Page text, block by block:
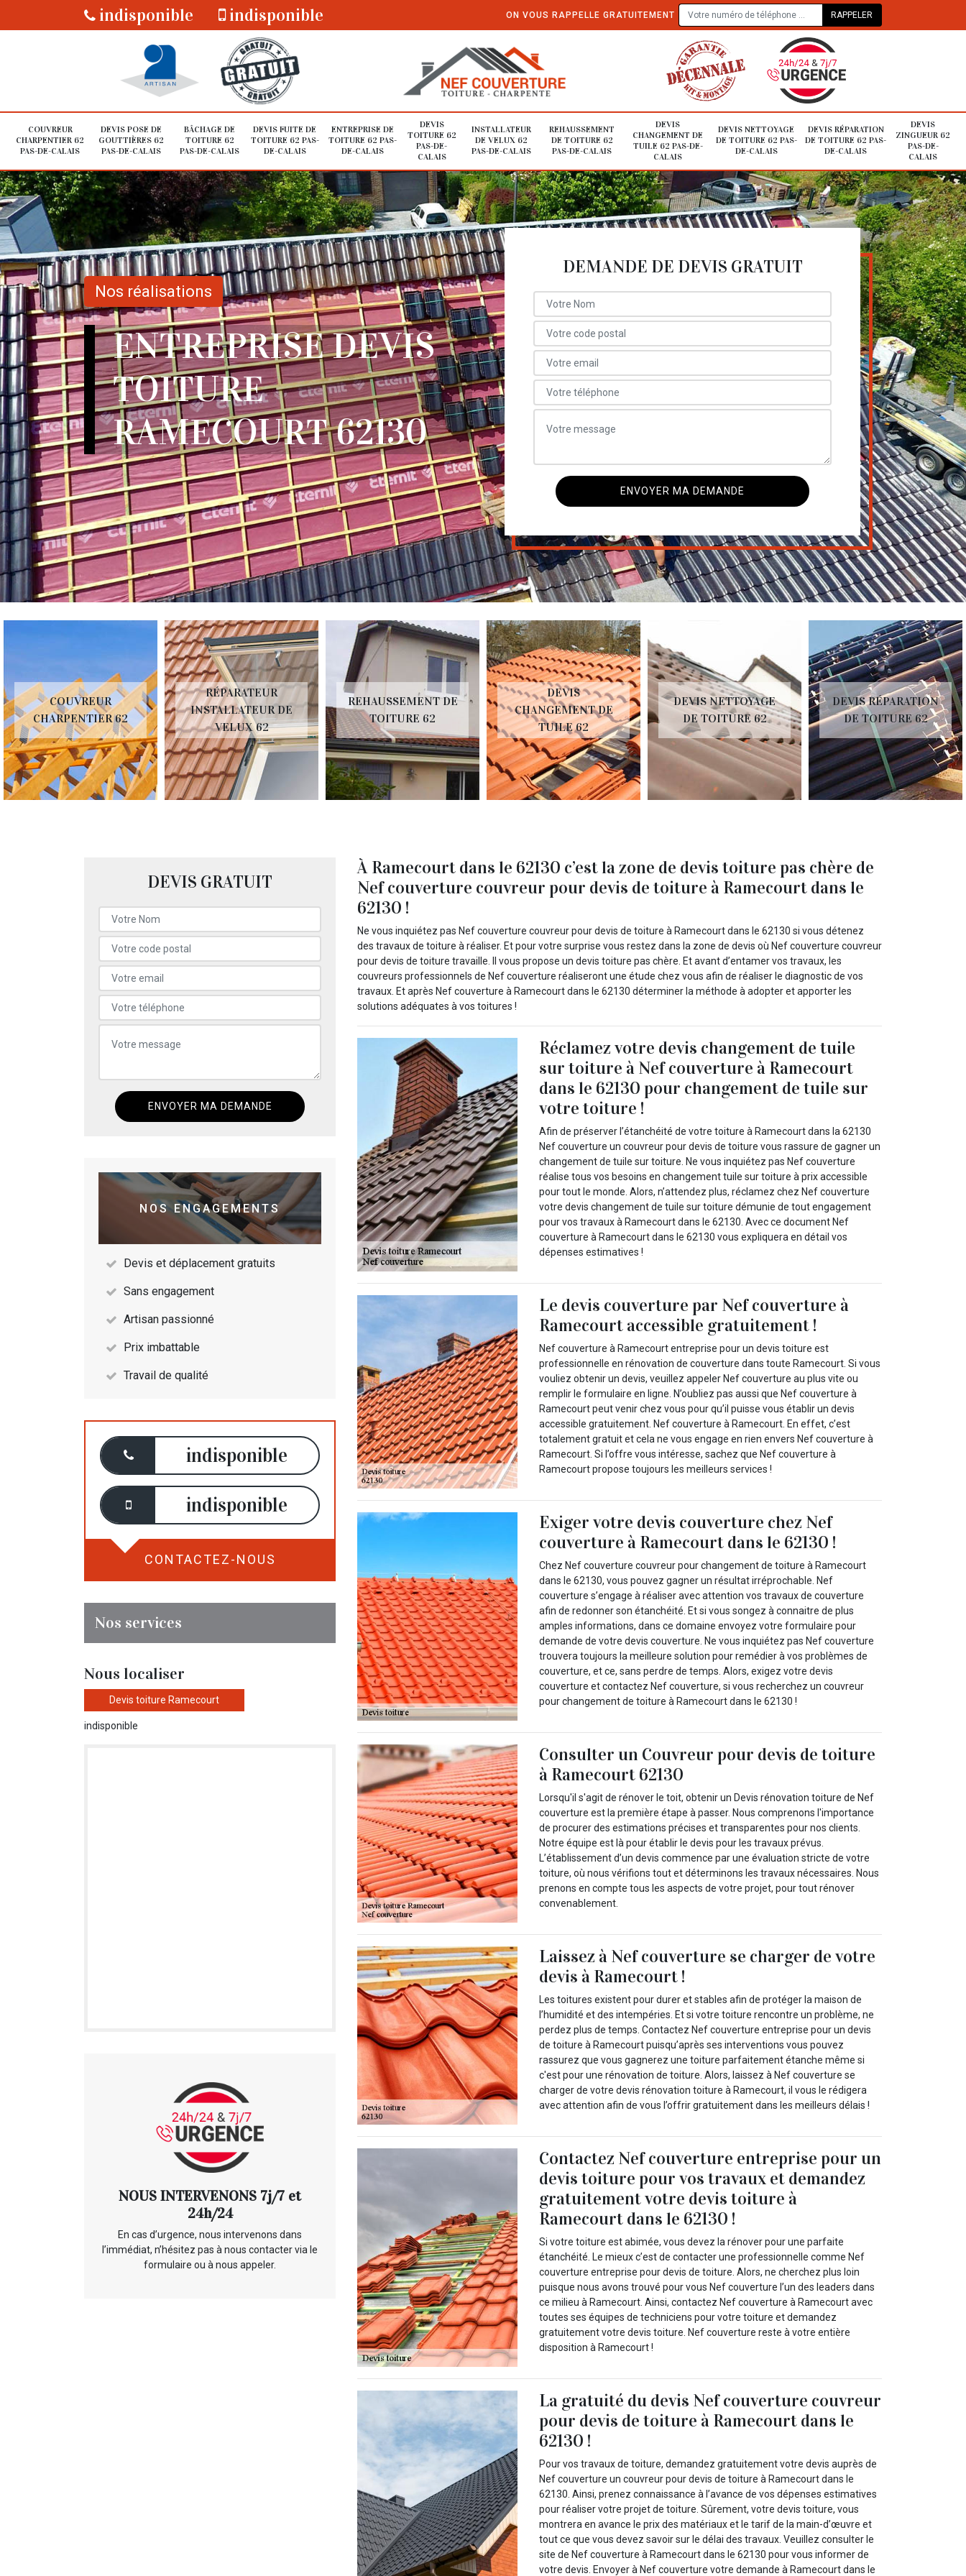
indisponible indisponible ON VOUS RAPPELLE GRATUITEMENT
COUVREUR
CHARPENTIER 62
PAS-DE-CALAIS
DEVIS POSE DE
GOUTTIÈRES 62
PAS-DE-CALAIS
BÂCHAGE DE
TOITURE 62
PAS-DE-CALAIS
DEVIS FUITE DE
TOITURE 62 PAS-
DE-CALAIS
ENTREPRISE DE
TOITURE 62 PAS-
DE-CALAIS
DEVIS
TOITURE 62
PAS-DE-
CALAIS
INSTALLATEUR
DE VELUX 62
PAS-DE-CALAIS
REHAUSSEMENT
DE TOITURE 62
PAS-DE-CALAIS
DEVIS
CHANGEMENT DE
TUILE 62 PAS-DE-
CALAIS
DEVIS NETTOYAGE
DE TOITURE 62 PAS-
DE-CALAIS
DEVIS RÉPARATION
DE TOITURE 62 PAS-
DE-CALAIS
DEVIS
ZINGUEUR 62
PAS-DE-
CALAIS
Nos réalisations
ENTREPRISE DEVIS
TOITURE
RAMECOURT 62130
DEMANDE DE DEVIS GRATUIT
COUVREUR
CHARPENTIER 62
RÉPARATEUR
INSTALLATEUR DE
VELUX 62
REHAUSSEMENT DE
TOITURE 62
DEVIS
CHANGEMENT DE
TUILE 62
DEVIS NETTOYAGE
DE TOITURE 62
DEVIS RÉPARATION
DE TOITURE 62
DEVIS GRATUIT
NOS ENGAGEMENTS
Devis et déplacement gratuits
Sans engagement
Artisan passionné
Prix imbattable
Travail de qualité
indisponible
indisponible
CONTACTEZ-NOUS
Nos services
Nous localiser
Devis toiture Ramecourt
indisponible
NOUS INTERVENONS 7j/7 et
24h/24
En cas d’urgence, nous intervenons dans
l’immédiat, n’hésitez pas à nous contacter via le
formulaire ou à nous appeler.
À Ramecourt dans le 62130 c’est la zone de devis toiture pas chère de
Nef couverture couvreur pour devis de toiture à Ramecourt dans le
62130 !
Ne vous inquiétez pas Nef couverture couvreur pour devis de toiture à Ramecourt dans le 62130 si vous détenez
des travaux de toiture à réaliser. Et pour votre surprise vous restez dans la zone de devis où Nef couverture couvreur
pour devis de toiture travaille. Il vous propose un devis toiture pas chère. Et avant d’entamer vos travaux, les
couvreurs professionnels de Nef couverture réaliseront une étude chez vous afin de réaliser le diagnostic de vos
travaux. Et après Nef couverture à Ramecourt dans le 62130 déterminer la méthode à adopter et apporter les
solutions adéquates à vos toitures !
Réclamez votre devis changement de tuile
sur toiture à Nef couverture à Ramecourt
dans le 62130 pour changement de tuile sur
votre toiture !
Afin de préserver l’étanchéité de votre toiture à Ramecourt dans la 62130
Nef couverture un couvreur pour devis de toiture vous rassure de gagner un
changement de tuile sur toiture. Ne vous inquiétez pas Nef couverture
réalise tous vos besoins en changement tuile sur toiture à prix accessible
pour tout le monde. Alors, n’attendez plus, réclamez chez Nef couverture
votre devis changement de tuile sur toiture démunie de tout engagement
pour vos travaux à Ramecourt dans le 62130. Avec ce document Nef
couverture à Ramecourt dans le 62130 vous expliquera en détail vos
dépenses estimatives !
Le devis couverture par Nef couverture à
Ramecourt accessible gratuitement !
Nef couverture à Ramecourt entreprise pour un devis toiture est
professionnelle en rénovation de couverture dans toute Ramecourt. Si vous
vouliez obtenir un devis, veuillez appeler Nef couverture au plus vite ou
remplir le formulaire en ligne. N’oubliez pas aussi que Nef couverture à
Ramecourt peut venir chez vous pour qu’il puisse vous établir un devis
accessible gratuitement. Nef couverture à Ramecourt. En effet, c’est
totalement gratuit et cela ne vous engage en rien envers Nef couverture à
Ramecourt. Si l’offre vous intéresse, sachez que Nef couverture à
Ramecourt propose toujours les meilleurs services !
Exiger votre devis couverture chez Nef
couverture à Ramecourt dans le 62130 !
Chez Nef couverture couvreur pour changement de toiture à Ramecourt
dans le 62130, vous pouvez gagner un résultat irréprochable. Nef
couverture s’engage à réaliser avec attention vos travaux de couverture
afin de redonner son étanchéité. Et si vous songez à connaitre de plus
amples informations, dans ce domaine envoyez votre formulaire pour
demande de votre devis couverture. Ne vous inquiétez pas Nef couverture
trouvera toujours la meilleure solution pour remédier à vos problèmes de
couverture, et ce, sans perdre de temps. Alors, exigez votre devis
couverture et contactez Nef couverture, si vous recherchez un couvreur
pour changement de toiture à Ramecourt dans le 62130 !
Consulter un Couvreur pour devis de toiture
à Ramecourt 62130
Lorsqu'il s'agit de rénover le toit, obtenir un Devis rénovation toiture de Nef
couverture est la première étape à passer. Nous comprenons l'importance
de procurer des estimations précises et transparentes pour nos clients.
Notre équipe est là pour établir le devis pour les travaux prévus.
L’établissement d’un devis commence par une évaluation stricte de votre
toiture, où nous vérifions tout et déterminons les travaux nécessaires. Nous
prenons en compte tous les aspects de votre projet, pour tout rénover
convenablement.
Laissez à Nef couverture se charger de votre
devis à Ramecourt !
Les toitures existent pour durer et stables afin de protéger la maison de
l’humidité et des intempéries. Et si votre toiture rencontre un problème, ne
perdez plus de temps. Contactez Nef couverture entreprise pour un devis
de toiture à Ramecourt puisqu’après ses interventions vous pouvez
rassurez que vous gagnerez une toiture parfaitement étanche même si
c'est pour une rénovation de toiture. Alors, laissez à Nef couverture se
charger de votre devis rénovation toiture à Ramecourt, il vous le rédigera
avec attention afin de vous l’offrir gratuitement dans les meilleurs délais !
Contactez Nef couverture entreprise pour un
devis toiture pour vos travaux et demandez
gratuitement votre devis toiture à
Ramecourt dans le 62130 !
Si votre toiture est abimée, vous devez la rénover pour une parfaite
étanchéité. Le mieux c’est de contacter une professionnelle comme Nef
couverture entreprise pour devis de toiture. Alors, ne cherchez plus loin
puisque nous avons trouvé pour vous Nef couverture l’un des leaders dans
ce milieu à Ramecourt. Ainsi, contactez Nef couverture à Ramecourt avec
toutes ses équipes de techniciens pour votre toiture et demandez
gratuitement votre devis toiture. Nef couverture reste à votre entière
disposition à Ramecourt !
La gratuité du devis Nef couverture couvreur
pour devis de toiture à Ramecourt dans le
62130 !
Pour vos travaux de toiture, demandez gratuitement votre devis auprès de
Nef couverture un couvreur pour devis de toiture à Ramecourt dans le
62130. Ainsi, prenez connaissance à l’avance de vos dépenses estimatives
pour réaliser votre projet de toiture. Sûrement, votre devis toiture, vous
montrera en avance le prix des matériaux et le tarif de la main-d’œuvre et
tout ce que vous devez savoir sur le délai des travaux. Veuillez consulter le
site de Nef couverture à Ramecourt dans le 62130 pour vous informer de
votre devis. Envoyer à Nef couverture votre demande à Ramecourt dans le